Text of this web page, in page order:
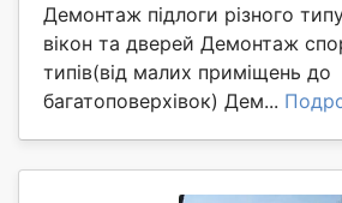
Демонтаж підлоги різного
вікон та дверей Демонтаж
типів(від малих приміщень до
багатоповерхівок) Дем...